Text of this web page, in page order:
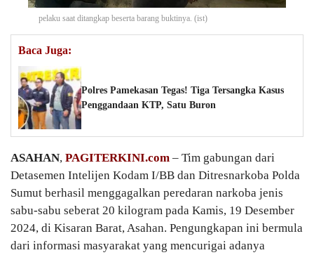
pelaku saat ditangkap beserta barang buktinya. (ist)
Baca Juga:
Polres Pamekasan Tegas! Tiga Tersangka Kasus
Penggandaan KTP, Satu Buron
ASAHAN, PAGITERKINI.com – Tim gabungan dari
Detasemen Intelijen Kodam I/BB dan Ditresnarkoba Polda
Sumut berhasil menggagalkan peredaran narkoba jenis
sabu-sabu seberat 20 kilogram pada Kamis, 19 Desember
2024, di Kisaran Barat, Asahan. Pengungkapan ini bermula
dari informasi masyarakat yang mencurigai adanya